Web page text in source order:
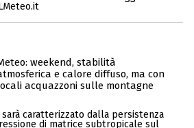
weekend, stabilità
e calore diffuso, ma con
acquazzoni sulle montagne
caratterizzato dalla persistenza
di matrice subtropicale sul